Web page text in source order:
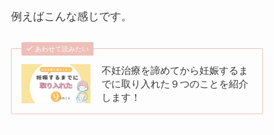
例えばこんな感じです。
あわせて読みたい
不妊治療を諦めてから妊娠するま
でに取り入れた９つのことを紹介
します！